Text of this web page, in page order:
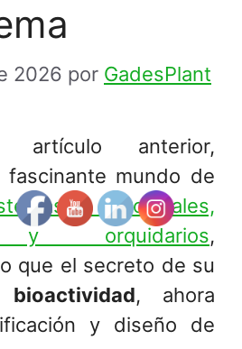
2026 por GadesPlant
artículo anterior,
fascinante mundo de
tropicales,
y orquidarios,
que el secreto de su
bioactividad, ahora
y diseño de